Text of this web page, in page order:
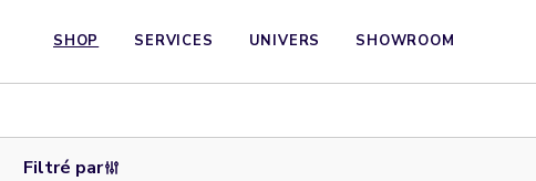
SHOP SERVICES UNIVERS SHOWROOM
Filtré par